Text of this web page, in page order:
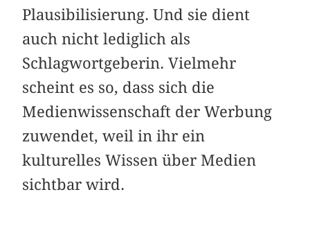
Plausibilisierung. Und sie dient
auch nicht lediglich als
Schlagwortgeberin. Vielmehr
scheint es so, dass sich die
Medienwissenschaft der Werbung
zuwendet, weil in ihr ein
kulturelles Wissen über Medien
sichtbar wird.